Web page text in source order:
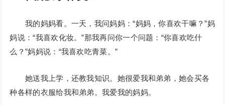
我的妈妈看。一天，我问妈妈：“妈妈，你喜欢干嘛？”妈
妈说：“我喜欢化妆。”那我再问你一个问题：“你喜欢吃什
么？”妈妈说：“我喜欢吃青菜。”
她送我上学，还教我知识。她很爱我和弟弟，她会买各
种各样的衣服给我和弟弟。我爱我的妈妈。